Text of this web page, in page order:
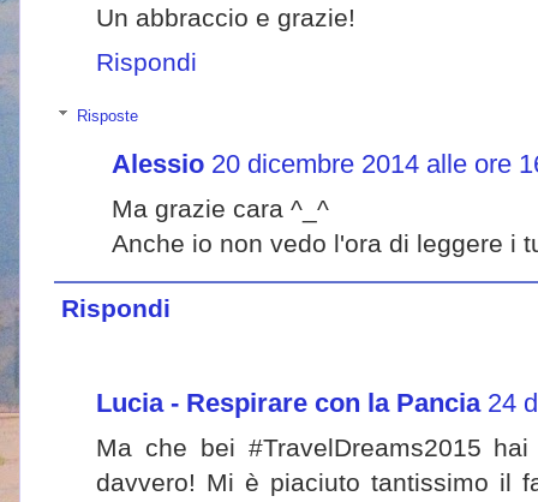
Un abbraccio e grazie!
Rispondi
Risposte
Alessio 20 dicembre 2014 alle ore
Ma grazie cara ^_^
Anche io non vedo l'ora di leggere i
Rispondi
Lucia - Respirare con la Pancia 24
Ma che bei #TravelDreams2015
davvero! Mi è piaciuto tantissimo il